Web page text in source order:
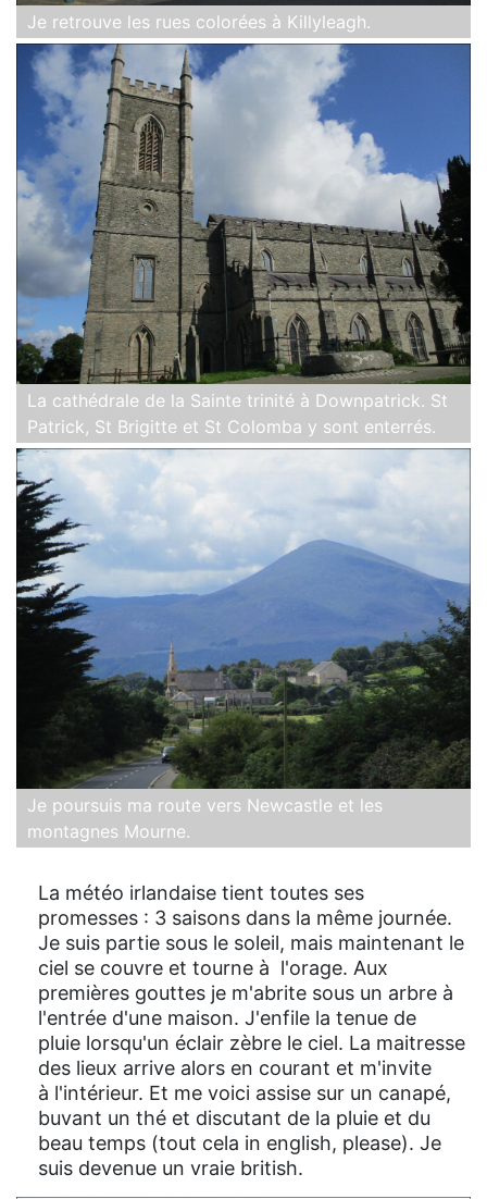
Je retrouve les rues colorées à Killyleagh.
La cathédrale de la Sainte trinité à Downpatrick. St
Patrick, St Brigitte et St Colomba y sont enterrés.
Je poursuis ma route vers Newcastle et les
montagnes Mourne.
La météo irlandaise tient toutes ses
promesses : 3 saisons dans la même journée.
Je suis partie sous le soleil, mais maintenant le
ciel se couvre et tourne à l'orage. Aux
premières gouttes je m'abrite sous un arbre à
l'entrée d'une maison. J'enfile la tenue de
pluie lorsqu'un éclair zèbre le ciel. La maitresse
des lieux arrive alors en courant et m'invite
à l'intérieur. Et me voici assise sur un canapé,
buvant un thé et discutant de la pluie et du
beau temps (tout cela in english, please). Je
suis devenue un vraie british.